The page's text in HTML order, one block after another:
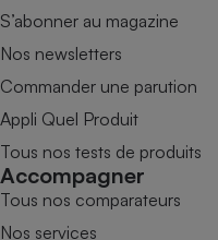
S’abonner au magazine
Nos newsletters
Commander une parution
Appli Quel Produit
Tous nos tests de produits
Accompagner
Tous nos comparateurs
Nos services